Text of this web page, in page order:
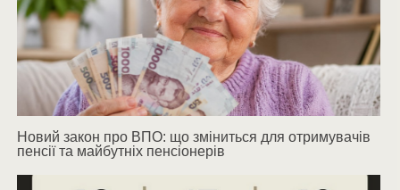
Новий закон про ВПО: що зміниться для отримувачів
пенсії та майбутніх пенсіонерів